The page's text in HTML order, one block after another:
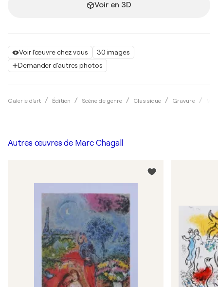
Voir l'œuvre chez vous
30 images
Demander d'autres photos
Galerie d'art Édition Scène de genre Classique Gravure
Voir en 3D
Autres œuvres de Marc Chagall